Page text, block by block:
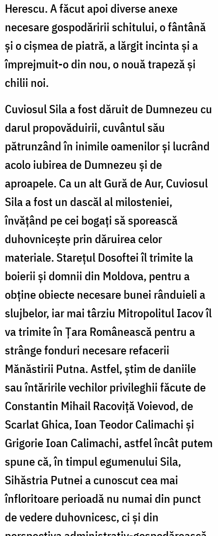
Herescu. A făcut apoi diverse anexe
necesare gospodăririi schitului, o fântână
şi o cişmea de piatră, a lărgit incinta şi a
împrejmuit-o din nou, o nouă trapeză și
chilii noi.
Cuviosul Sila a fost dăruit de Dumnezeu cu
darul propovăduirii, cuvântul său
pătrunzând în inimile oamenilor şi lucrând
acolo iubirea de Dumnezeu şi de
aproapele. Ca un alt Gură de Aur, Cuviosul
Sila a fost un dascăl al milosteniei,
învăţând pe cei bogaţi să sporească
duhovniceşte prin dăruirea celor
materiale. Stareţul Dosoftei îl trimite la
boierii și domnii din Moldova, pentru a
obţine obiecte necesare bunei rânduieli a
slujbelor, iar mai târziu Mitropolitul Iacov îl
va trimite în Ţara Românească pentru a
strânge fonduri necesare refacerii
Mănăstirii Putna. Astfel, știm de daniile
sau întăririle vechilor privileghii făcute de
Constantin Mihail Racoviţă Voievod, de
Scarlat Ghica, Ioan Teodor Calimachi şi
Grigorie Ioan Calimachi, astfel încât putem
spune că, în timpul egumenului Sila,
Sihăstria Putnei a cunoscut cea mai
înfloritoare perioadă nu numai din punct
de vedere duhovnicesc, ci şi din